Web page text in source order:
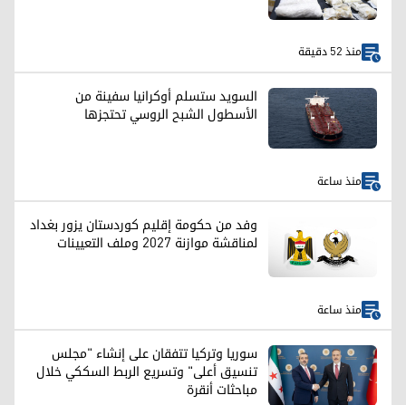
منذ 52 دقيقة
السويد ستسلم أوكرانيا سفينة من
الأسطول الشبح الروسي تحتجزها
منذ ساعة
وفد من حكومة إقليم كوردستان يزور بغداد
لمناقشة موازنة 2027 وملف التعيينات
منذ ساعة
سوريا وتركيا تتفقان على إنشاء "مجلس
تنسيق أعلى" وتسريع الربط السككي خلال
مباحثات أنقرة